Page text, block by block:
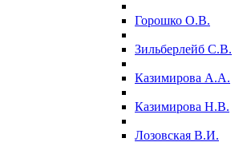
Горошко О.В.
Зильберлейб С.В.
Казимирова А.А.
Казимирова Н.В.
Лозовская В.И.